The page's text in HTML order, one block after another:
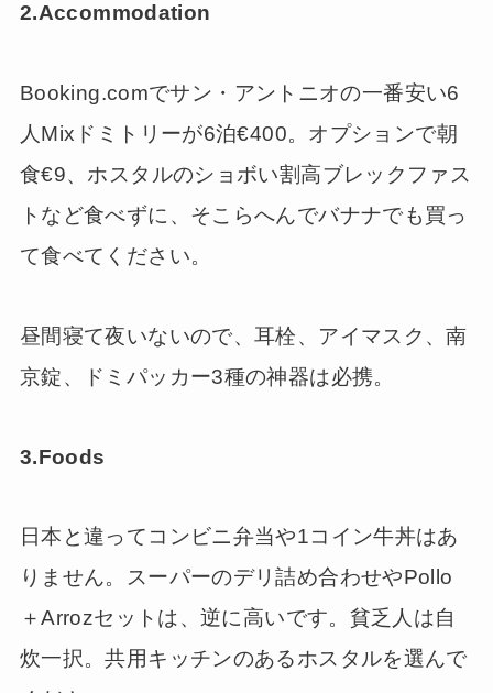
2.Accommodation
Booking.comでサン・アントニオの一番安い6
人Mixドミトリーが6泊€400。オプションで朝
食€9、ホスタルのショボい割高ブレックファス
トなど食べずに、そこらへんでバナナでも買っ
て食べてください。
昼間寝て夜いないので、耳栓、アイマスク、南
京錠、ドミパッカー3種の神器は必携。
3.Foods
日本と違ってコンビニ弁当や1コイン牛丼はあ
りません。スーパーのデリ詰め合わせやPollo
＋Arrozセットは、逆に高いです。貧乏人は自
炊一択。共用キッチンのあるホスタルを選んで